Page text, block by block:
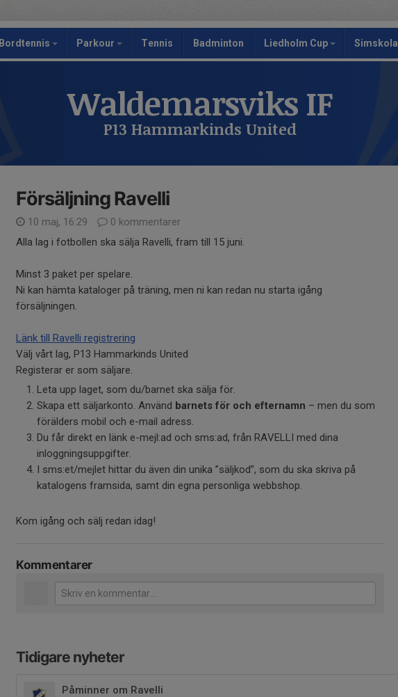
Bordtennis Parkour Tennis Badminton Liedholm Cup Simskola
Waldemarsviks IF
P13 Hammarkinds United
Försäljning Ravelli
10 maj, 16:29
0 kommentarer
Alla lag i fotbollen ska sälja Ravelli, fram till 15 juni.
Minst 3 paket per spelare.
Ni kan hämta kataloger på träning, men ni kan redan nu starta igång
försäljningen.
Länk till Ravelli registrering
Välj vårt lag, P13 Hammarkinds United
Registerar er som säljare.
Leta upp laget, som du/barnet ska sälja för.
Skapa ett säljarkonto. Använd barnets för och efternamn – men du som
förälders mobil och e-mail adress.
Du får direkt en länk e-mejl:ad och sms:ad, från RAVELLI med dina
inloggningsuppgifter.
I sms:et/mejlet hittar du även din unika ”säljkod”, som du ska skriva på
katalogens framsida, samt din egna personliga webbshop.
Kom igång och sälj redan idag!
Kommentarer
Tidigare nyheter
Påminner om Ravelli